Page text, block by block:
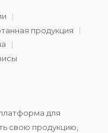
продукция
для
свою продукцию,